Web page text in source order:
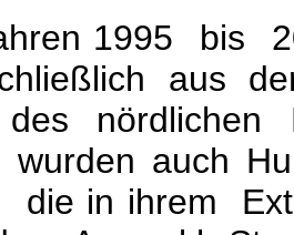
1995 bis
aus
nördlichen
wurden auch
die in ihrem